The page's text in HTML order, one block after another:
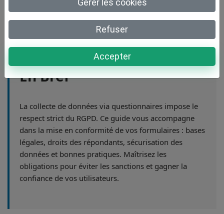
simplement
En Bref
La collecte de données via questionnaires impose le
respect strict du RGPD. Ce guide vous accompagne
dans la mise en conformité de vos formulaires : bases
légales, droits des répondants, sécurisation des
données et bonnes pratiques. Maîtrisez les
obligations pour éviter les sanctions et gagner la
confiance de vos utilisateurs.
Gérer les cookies
Refuser
Accepter